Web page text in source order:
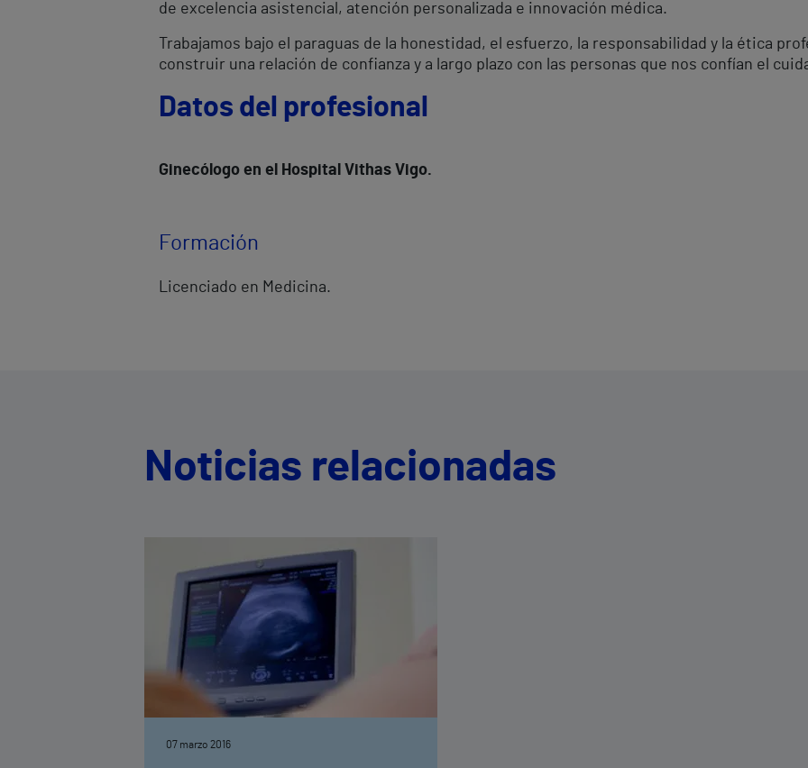
de excelencia asistencial, atención personalizada e innovación médica.
Trabajamos bajo el paraguas de la honestidad, el esfuerzo, la responsabilidad y la ética
construir una relación de confianza y a largo plazo con las personas que nos confían el
Datos del profesional
Ginecólogo en el Hospital Vithas Vigo.
Formación
Licenciado en Medicina.
Noticias relacionadas
07 marzo 2016